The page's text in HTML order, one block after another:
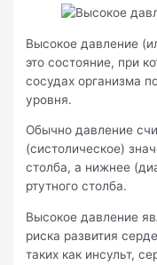
Высокое давление
это состояние, при
сосудах организма
уровня.
Обычно давление
(систолическое)
столба, а нижнее
ртутного столба.
Высокое давление
риска развития
таких как инсульт,